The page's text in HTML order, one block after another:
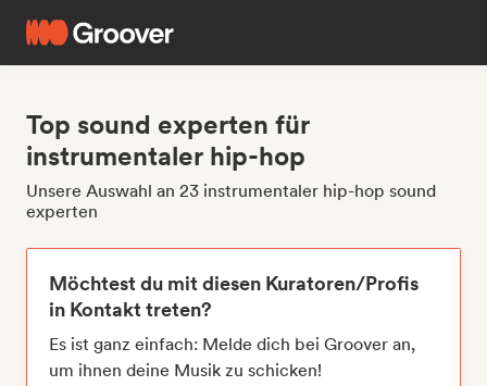
Top sound experten für
instrumentaler hip-hop
Unsere Auswahl an 23 instrumentaler hip-hop sound
experten
Möchtest du mit diesen Kuratoren/Profis
in Kontakt treten?
Es ist ganz einfach: Melde dich bei Groover an,
um ihnen deine Musik zu schicken!